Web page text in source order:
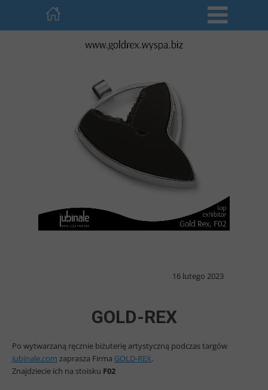
16 lutego 2023
GOLD-REX
Po wytwarzaną ręcznie biżuterię artystyczną podczas targów
Jubinale.com zaprasza Firma GOLD-REX.
Znajdziecie ich na stoisku F02